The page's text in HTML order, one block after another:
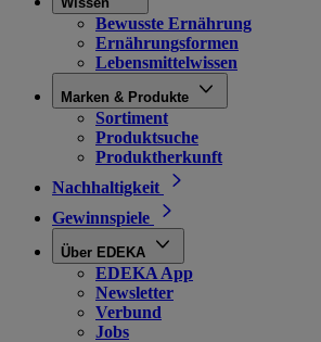
Bewusste Ernährung
Ernährungsformen
Lebensmittelwissen
Marken & Produkte
Sortiment
Produktsuche
Produktherkunft
Nachhaltigkeit
Gewinnspiele
Über EDEKA
EDEKA App
Newsletter
Verbund
Jobs